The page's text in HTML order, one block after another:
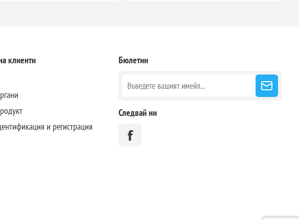
клиенти
и регистрация
Бюлетин
Следвай ни